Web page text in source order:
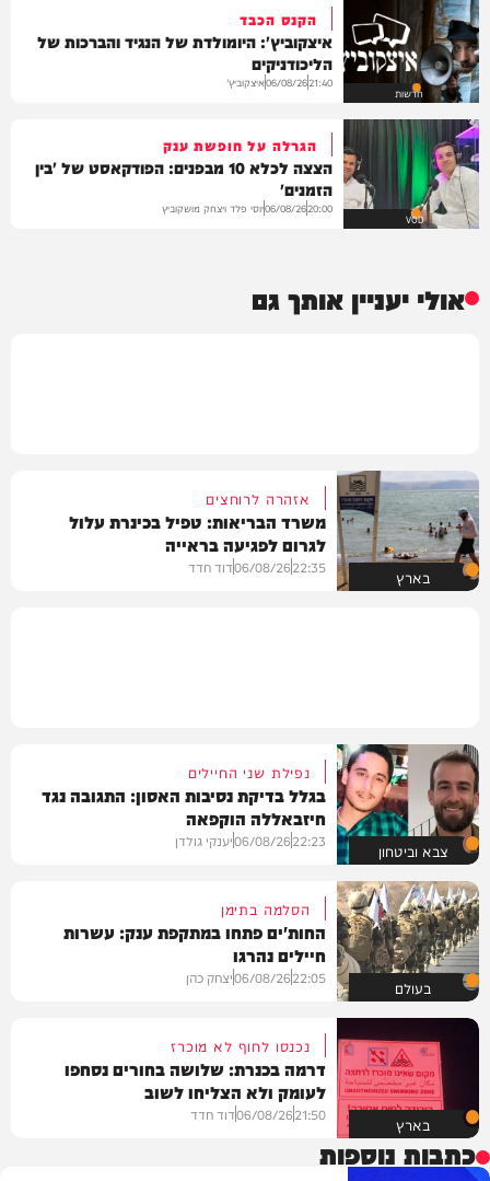
חדשות
הקנס הכבד
איצקוביץ': היומולדת של הנגיד והברכות של
הליכודניקים
21:40
06/08/26איצקוביץ'
VOD
הגרלה על חופשת ענק
הצצה לכלא 10 מבפנים: הפודקאסט של 'בין
הזמנים'
20:00
06/08/26יוסי פלד ויצחק מושקוביץ
אולי יעניין אותך גם
בארץ
אזהרה לרוחצים
משרד הבריאות: טפיל בכינרת עלול
לגרום לפגיעה בראייה
22:35
06/08/26דוד חדד
צבא וביטחון
נפילת שני החיילים
בגלל בדיקת נסיבות האסון: התגובה נגד
חיזבאללה הוקפאה
22:23
06/08/26יענקי גולדן
בעולם
הסלמה בתימן
החות'ים פתחו במתקפת ענק: עשרות
חיילים נהרגו
22:05
06/08/26יצחק כהן
בארץ
נכנסו לחוף לא מוכרז
דרמה בכנרת: שלושה בחורים נסחפו
לעומק ולא הצליחו לשוב
21:50
06/08/26דוד חדד
כתבות נוספות